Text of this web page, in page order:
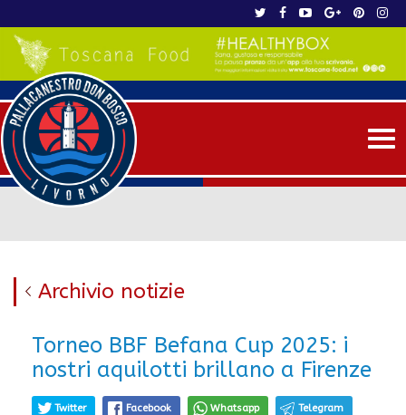
Archivio notizie
Torneo BBF Befana Cup 2025: i
nostri aquilotti brillano a Firenze
Twitter Facebook Whatsapp Telegram